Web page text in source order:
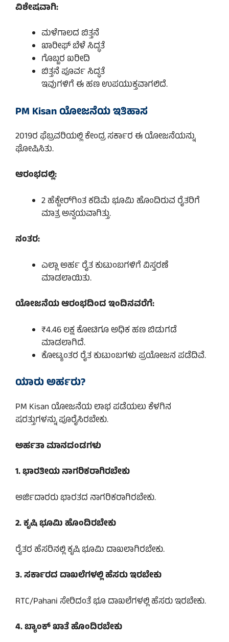
ವಿಶೇಷವಾಗಿ:
ಮಳೆಗಾಲದ ಬಿತ್ತನೆ
ಖಾರೀಫ್ ಬೆಳೆ ಸಿದ್ಧತೆ
ಗೊಬ್ಬರ ಖರೀದಿ
ಬಿತ್ತನೆ ಪೂರ್ವ ಸಿದ್ಧತೆ
ಇವುಗಳಿಗೆ ಈ ಹಣ ಉಪಯುಕ್ತವಾಗಲಿದೆ.
PM Kisan ಯೋಜನೆಯ ಇತಿಹಾಸ
2019ರ ಫೆಬ್ರವರಿಯಲ್ಲಿ ಕೇಂದ್ರ ಸರ್ಕಾರ ಈ ಯೋಜನೆಯನ್ನು
ಘೋಷಿಸಿತು.
ಆರಂಭದಲ್ಲಿ:
2 ಹೆಕ್ಟೇರ್‌ಗಿಂತ ಕಡಿಮೆ ಭೂಮಿ ಹೊಂದಿರುವ ರೈತರಿಗೆ
ಮಾತ್ರ ಅನ್ವಯವಾಗಿತ್ತು.
ನಂತರ:
ಎಲ್ಲಾ ಅರ್ಹ ರೈತ ಕುಟುಂಬಗಳಿಗೆ ವಿಸ್ತರಣೆ
ಮಾಡಲಾಯಿತು.
ಯೋಜನೆಯ ಆರಂಭದಿಂದ ಇಂದಿನವರೆಗೆ:
₹4.46 ಲಕ್ಷ ಕೋಟಿಗೂ ಅಧಿಕ ಹಣ ಬಿಡುಗಡೆ
ಮಾಡಲಾಗಿದೆ.
ಕೋಟ್ಯಂತರ ರೈತ ಕುಟುಂಬಗಳು ಪ್ರಯೋಜನ ಪಡೆದಿವೆ.
ಯಾರು ಅರ್ಹರು?
PM Kisan ಯೋಜನೆಯ ಲಾಭ ಪಡೆಯಲು ಕೆಳಗಿನ
ಷರತ್ತುಗಳನ್ನು ಪೂರೈಸಿರಬೇಕು.
ಅರ್ಹತಾ ಮಾನದಂಡಗಳು
1. ಭಾರತೀಯ ನಾಗರಿಕರಾಗಿರಬೇಕು
ಅರ್ಜಿದಾರರು ಭಾರತದ ನಾಗರಿಕರಾಗಿರಬೇಕು.
2. ಕೃಷಿ ಭೂಮಿ ಹೊಂದಿರಬೇಕು
ರೈತರ ಹೆಸರಿನಲ್ಲಿ ಕೃಷಿ ಭೂಮಿ ದಾಖಲಾಗಿರಬೇಕು.
3. ಸರ್ಕಾರದ ದಾಖಲೆಗಳಲ್ಲಿ ಹೆಸರು ಇರಬೇಕು
RTC/Pahani ಸೇರಿದಂತೆ ಭೂ ದಾಖಲೆಗಳಲ್ಲಿ ಹೆಸರು ಇರಬೇಕು.
4. ಬ್ಯಾಂಕ್ ಖಾತೆ ಹೊಂದಿರಬೇಕು